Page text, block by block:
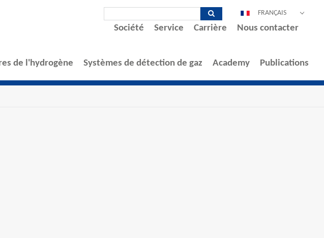
DEUTSCH
ESPAÑOL
FRANÇAIS
Société Service Carrière Nous contacter
de l'hydrogène Systèmes de détection de gaz Academy Publications